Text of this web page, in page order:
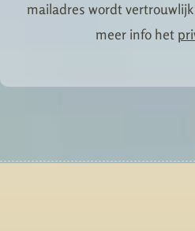
mailadres wordt
meer info het